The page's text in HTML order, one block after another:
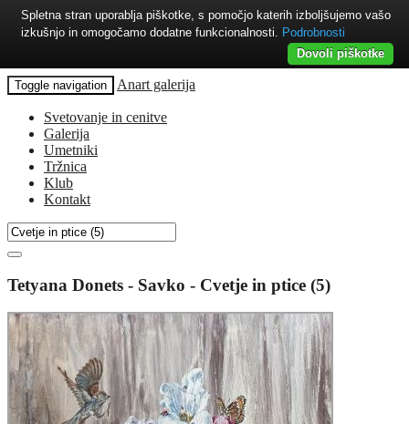
Toggle navigation Anart galerija
Svetovanje in cenitve
Galerija
Umetniki
Tržnica
Klub
Kontakt
Tetyana Donets - Savko - Cvetje in ptice (5)
Spletna stran uporablja piškotke, s pomočjo katerih izboljšujemo vašo
izkušnjo in omogočamo dodatne funkcionalnosti. Podrobnosti
Dovoli piškotke